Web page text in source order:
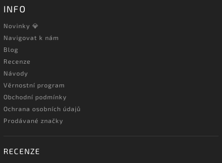
INFO
Novinky 💎
Navigovat k nám
Blog
Recenze
Návody
Věrnostní program
Obchodní podmínky
Ochrana osobních údajů
Prodávané značky
RECENZE